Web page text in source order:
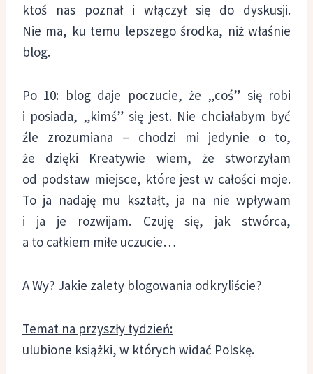
ktoś nas poznał i włączył się do dyskusji.
Nie ma, ku temu lepszego środka, niż właśnie
blog.
Po 10: blog daje poczucie, że „coś” się robi
i posiada, „kimś” się jest. Nie chciałabym być
źle zrozumiana – chodzi mi jedynie o to,
że dzięki Kreatywie wiem, że stworzyłam
od podstaw miejsce, które jest w całości moje.
To ja nadaję mu kształt, ja na nie wpływam
i ja je rozwijam. Czuję się, jak stwórca,
a to całkiem miłe uczucie…
A Wy? Jakie zalety blogowania odkryliście?
Temat na przyszły tydzień:
ulubione książki, w których widać Polskę.